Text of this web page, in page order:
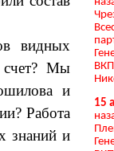
видных
счет? Мы
и
Работа
знаний и
15